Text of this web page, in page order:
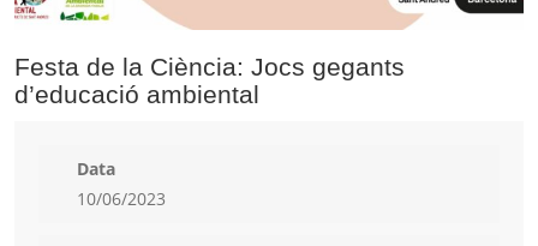
Festa de la Ciència: Jocs gegants
d’educació ambiental
Data
10/06/2023